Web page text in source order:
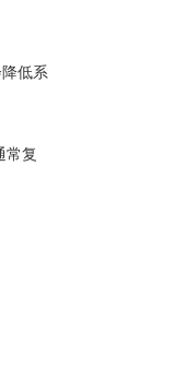
低系
常复